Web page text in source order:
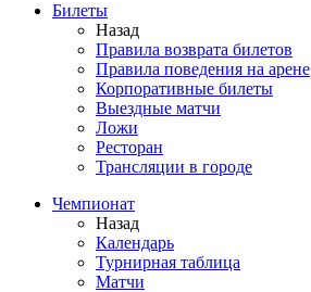
Билеты
Назад
Правила возврата билетов
Правила поведения на арене
Корпоративные билеты
Выездные матчи
Ложи
Ресторан
Трансляции в городе
Чемпионат
Назад
Календарь
Турнирная таблица
Матчи